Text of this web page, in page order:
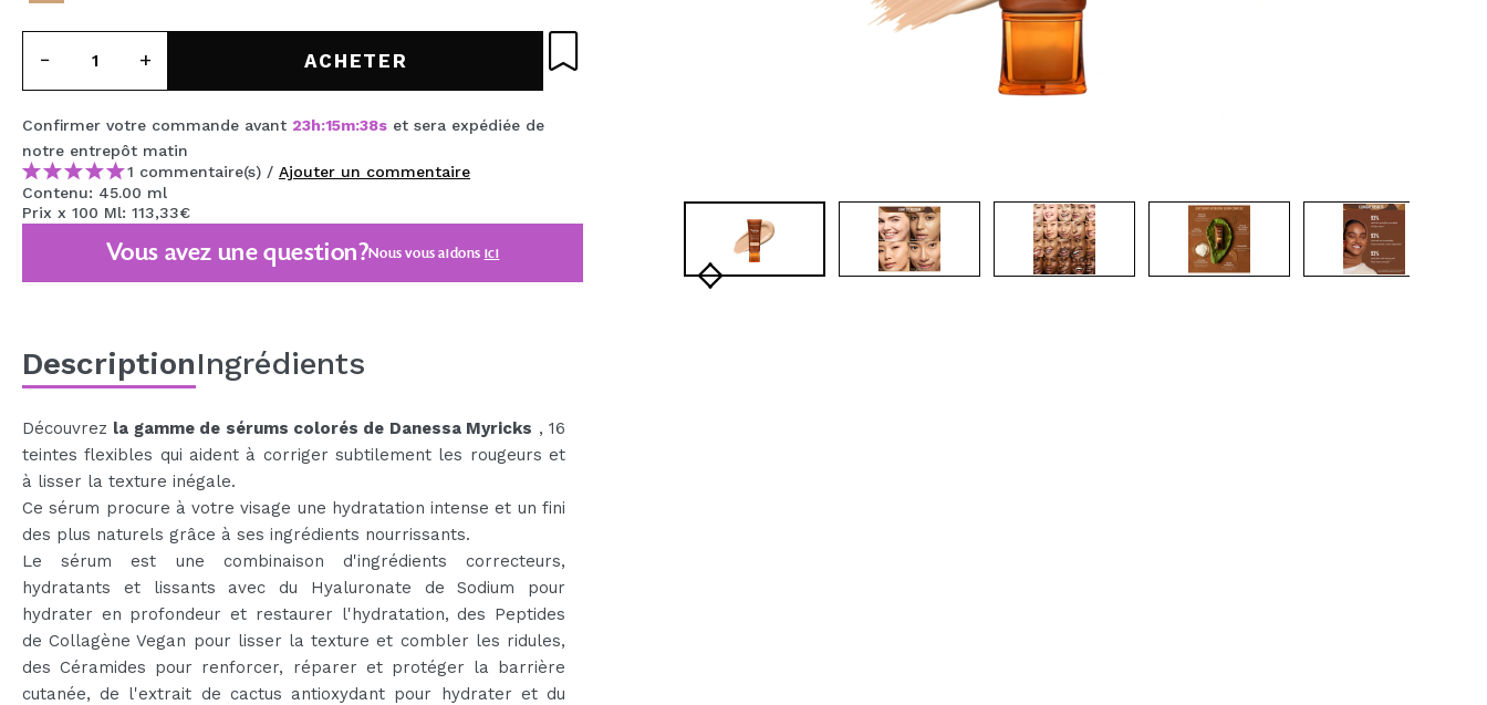
MAQUIFARMA
KOREA ZONE
TRAVEL SIZE
NATURE
OFFRES
OUTLET
BIENTÔT DISPONIBLE
CRÉER UN COMPTE
ACHETER
Confirmer votre commande avant 23h:15m:38s et sera expédiée de
notre entrepôt matin
1 commentaire(s) / Ajouter un commentaire
Contenu: 45.00 ml
Prix x 100 Ml: 113,33€
Vous avez une question?Nous vous aidons ici
DescriptionIngrédients
Découvrez la gamme de sérums colorés de Danessa Myricks , 16
teintes flexibles qui aident à corriger subtilement les rougeurs et
à lisser la texture inégale.
Ce sérum procure à votre visage une hydratation intense et un fini
des plus naturels grâce à ses ingrédients nourrissants.
Le sérum est une combinaison d'ingrédients correcteurs,
hydratants et lissants avec du Hyaluronate de Sodium pour
hydrater en profondeur et restaurer l'hydratation, des Peptides
de Collagène Vegan pour lisser la texture et combler les ridules,
des Céramides pour renforcer, réparer et protéger la barrière
cutanée, de l'extrait de cactus antioxydant pour hydrater et du